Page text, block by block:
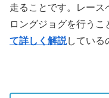
走ることです。レー
ロングジョグを行うこ
て詳しく解説している